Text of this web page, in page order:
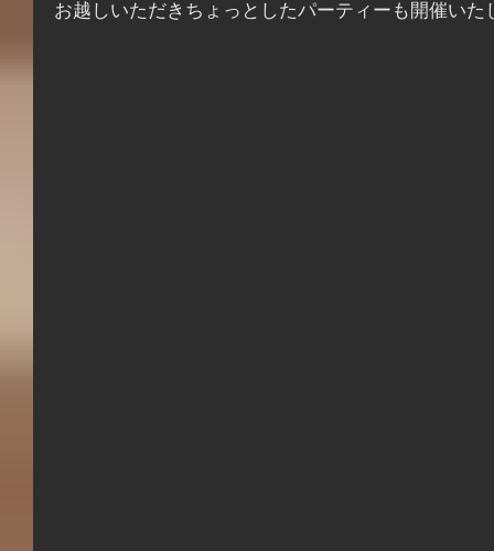
お越しいただきちょっとしたパーティーも開催いた